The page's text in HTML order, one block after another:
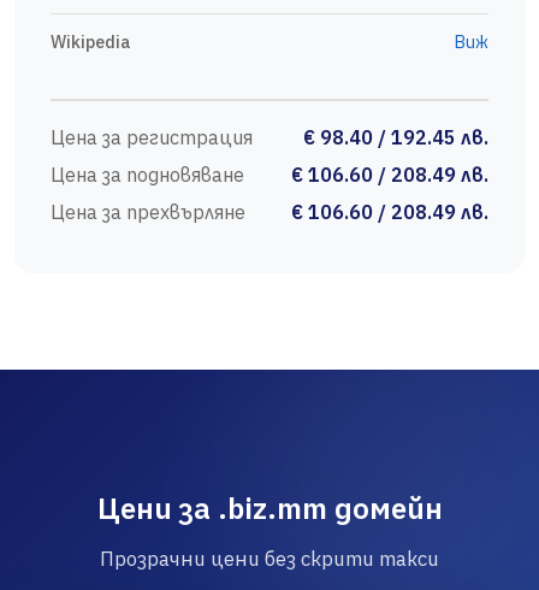
Wikipedia Виж
Цена за регистрация
€ 98.40 / 192.45 лв.
Цена за подновяване
€ 106.60 / 208.49 лв.
Цена за прехвърляне
€ 106.60 / 208.49 лв.
Цени за .biz.mm домейн
Прозрачни цени без скрити такси